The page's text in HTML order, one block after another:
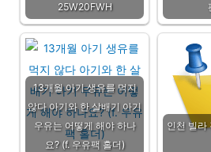
25W20FWH
13개월 아기 생유를 먹지
않다 아기와 한 살배기 아기
우유는 어떻게 해야 하나
요? (f. 우유팩 홀더)
인천 빌라